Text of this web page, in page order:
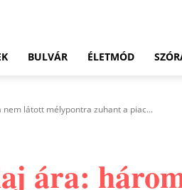
BULVÁR ÉLETMÓD
látott mélypontra zuhant a piac...
ára: